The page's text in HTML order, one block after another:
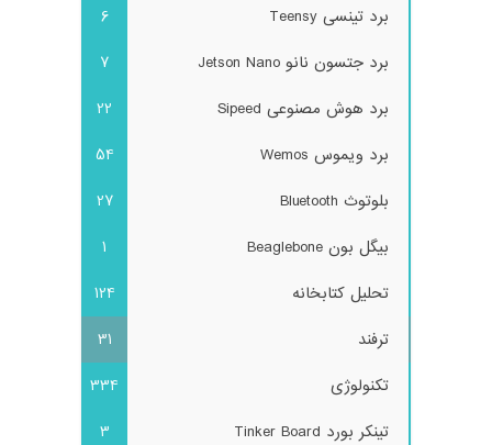
برد تینسی Teensy
6
برد جتسون نانو Jetson Nano
7
برد هوش مصنوعی Sipeed
22
برد ویموس Wemos
54
بلوتوث Bluetooth
27
بیگل بون Beaglebone
1
تحلیل کتابخانه
124
ترفند
31
تکنولوژی
334
تینکر بورد Tinker Board
3